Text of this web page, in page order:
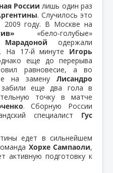
России лишь один раз
. Случилось это
году. В Москве на
«бело-голубые»
одержали
. На 17-й минуте Игорь
еще до перерыва
равновесие, а во
на замену Лисандро
забили еще два гола в
точку в матче
. Сборную России
специалист Гус
едет в сильнейшем
Хорхе Сампаоли,
активную подготовку к